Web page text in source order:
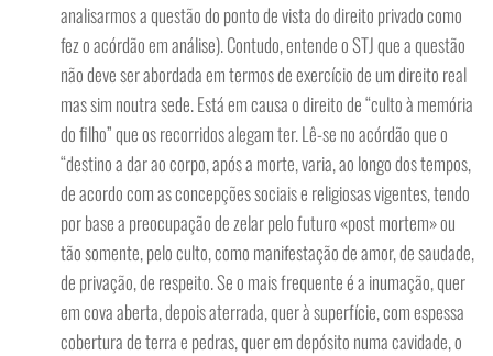
analisarmos a questão do ponto de vista do direito privado como
fez o acórdão em análise). Contudo, entende o STJ que a questão
não deve ser abordada em termos de exercício de um direito real
mas sim noutra sede. Está em causa o direito de “culto à memória
do filho” que os recorridos alegam ter. Lê-se no acórdão que o
“destino a dar ao corpo, após a morte, varia, ao longo dos tempos,
de acordo com as concepções sociais e religiosas vigentes, tendo
por base a preocupação de zelar pelo futuro «post mortem» ou
tão somente, pelo culto, como manifestação de amor, de saudade,
de privação, de respeito. Se o mais frequente é a inumação, quer
em cova aberta, depois aterrada, quer à superfície, com espessa
cobertura de terra e pedras, quer em depósito numa cavidade, o